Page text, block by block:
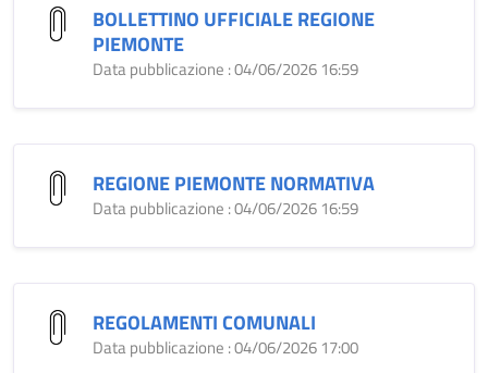
BOLLETTINO UFFICIALE REGIONE
PIEMONTE
Data pubblicazione : 04/06/2026 16:59
REGIONE PIEMONTE NORMATIVA
Data pubblicazione : 04/06/2026 16:59
REGOLAMENTI COMUNALI
Data pubblicazione : 04/06/2026 17:00